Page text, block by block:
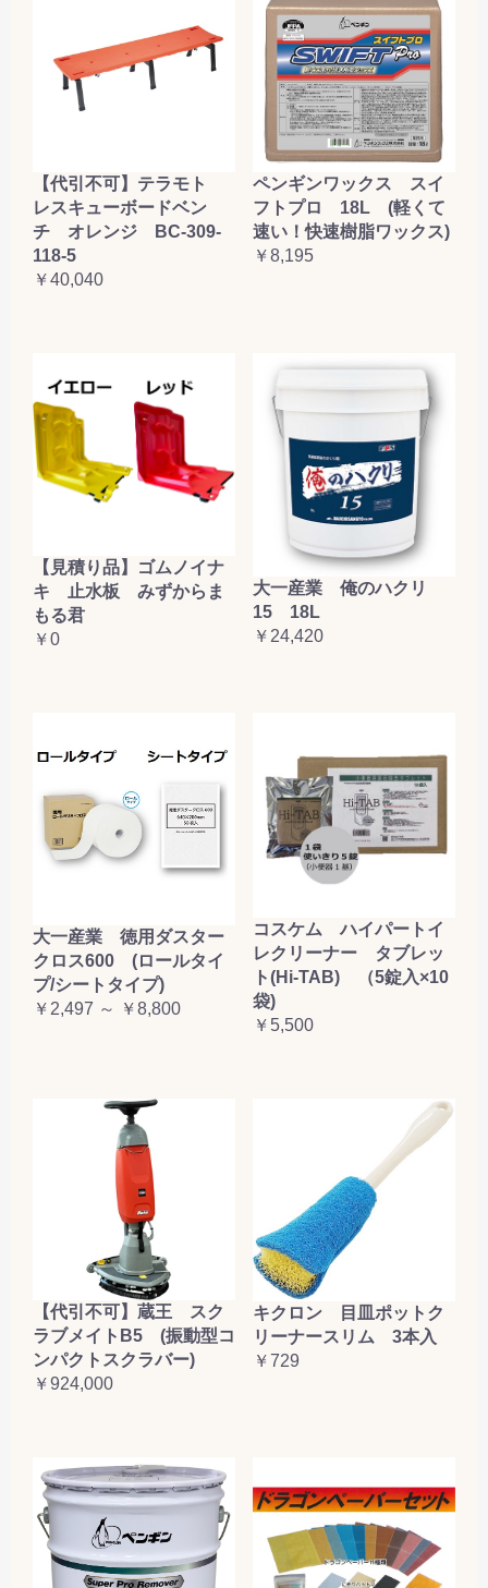
【代引不可】テラモト
レスキューボードベン
チ オレンジ BC-309-
118-5
￥40,040
ペンギンワックス スイ
フトプロ 18L (軽くて
速い！快速樹脂ワックス)
￥8,195
【見積り品】ゴムノイナ
キ 止水板 みずからま
もる君
￥0
大一産業 俺のハクリ
15 18L
￥24,420
大一産業 徳用ダスター
クロス600 (ロールタイ
プ/シートタイプ)
￥2,497 ～ ￥8,800
コスケム ハイパートイ
レクリーナー タブレッ
ト(Hi-TAB) （5錠入×10
袋)
￥5,500
【代引不可】蔵王 スク
ラブメイトB5 (振動型コ
ンパクトスクラバー)
￥924,000
キクロン 目皿ポットク
リーナースリム 3本入
￥729